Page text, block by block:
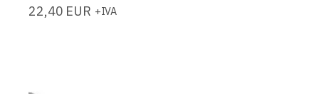
22,40 EUR +IVA